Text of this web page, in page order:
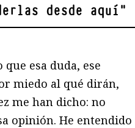
desde aquí"
que esa duda, ese
miedo al qué dirán,
me han dicho: no
opinión. He entendido